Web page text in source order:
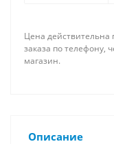
Цена действительна
заказа по телефону,
магазин.
Описание